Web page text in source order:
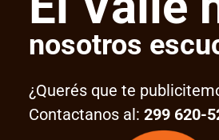
nosotros
¿Querés que te
Contactanos al: 299 620-